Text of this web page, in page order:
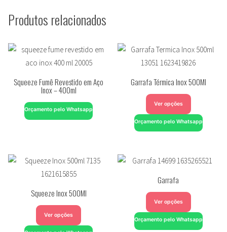
Produtos relacionados
Squeeze Fumê Revestido em Aço
Inox – 400ml
Orçamento pelo Whatsapp
Garrafa Térmica Inox 500Ml
Ver opções
Orçamento pelo Whatsapp
Squeeze Inox 500Ml
Ver opções
Garrafa
Ver opções
Orçamento pelo Whatsapp